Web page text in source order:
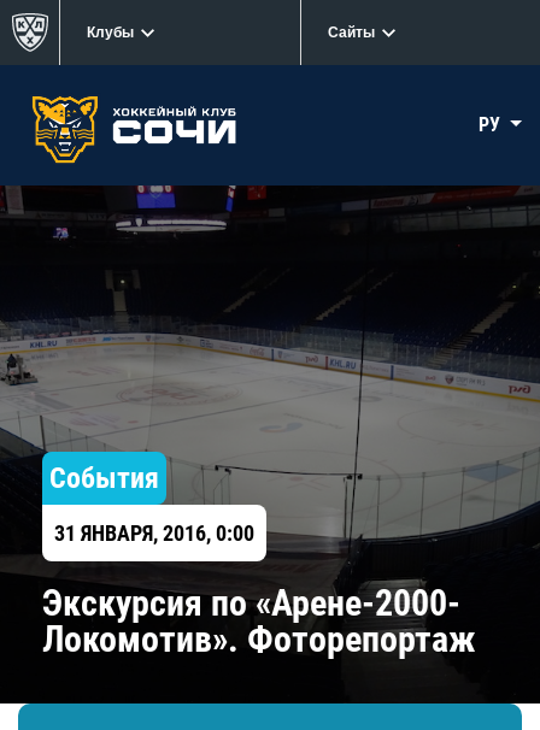
Клубы Сайты
РУ
События
31 ЯНВАРЯ, 2016, 0:00
Экскурсия по «Арене-2000-
Локомотив». Фоторепортаж